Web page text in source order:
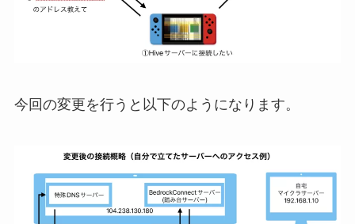
今回の変更を行うと以下のようになります。